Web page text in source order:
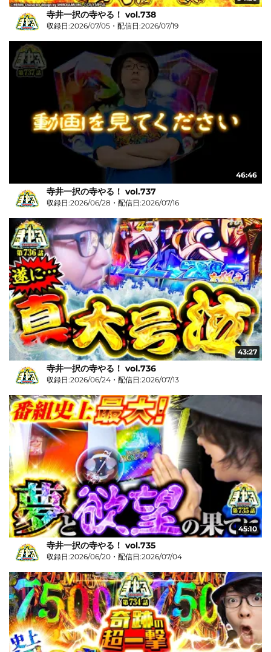
寺井一択の寺やる！ vol.738
収録日:2026/07/05・配信日:2026/07/19
46:46
寺井一択の寺やる！ vol.737
収録日:2026/06/28・配信日:2026/07/16
43:27
寺井一択の寺やる！ vol.736
収録日:2026/06/24・配信日:2026/07/13
45:10
寺井一択の寺やる！ vol.735
収録日:2026/06/20・配信日:2026/07/04